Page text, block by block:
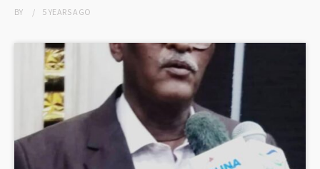
BY 5 YEARSAGO